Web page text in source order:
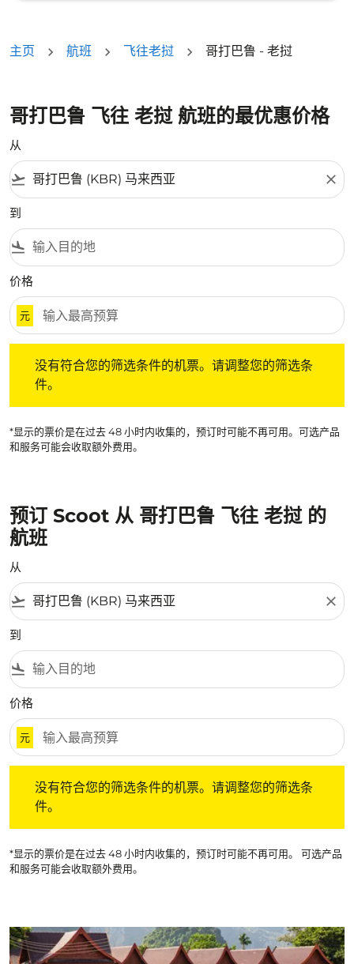
主页 航班 飞往老挝 哥打巴鲁 - 老挝
哥打巴鲁 飞往 老挝 航班的最优惠价格
从
flight_takeoff close
到
flight_land
价格
元
没有符合您的筛选条件的机票。请调整您的筛选条
件。
*显示的票价是在过去 48 小时内收集的，预订时可能不再可用。可选产品
和服务可能会收取额外费用。
预订 Scoot 从 哥打巴鲁 飞往 老挝 的
航班
从
flight_takeoff close
到
flight_land
价格
元
没有符合您的筛选条件的机票。请调整您的筛选条
件。
*显示的票价是在过去 48 小时内收集的，预订时可能不再可用。 可选产品
和服务可能会收取额外费用。